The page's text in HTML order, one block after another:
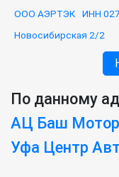
ООО АЭРТЭК
ИНН
Новосибирская 2/2
По данному
АЦ Баш
Уфа Центр